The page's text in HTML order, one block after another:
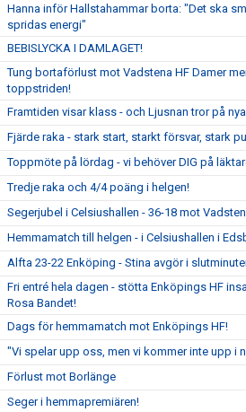
Hanna inför Hallstahammar borta: "Det ska
spridas energi"
BEBISLYCKA I DAMLAGET!
Tung bortaförlust mot Vadstena HF Damer
toppstriden!
Framtiden visar klass - och Ljusnan tror på
Fjärde raka - stark start, starkt försvar, stark
Toppmöte på lördag - vi behöver DIG på
Tredje raka och 4/4 poäng i helgen!
Segerjubel i Celsiushallen - 36-18 mot
Hemmamatch till helgen - i Celsiushallen i
Alfta 23-22 Enköping - Stina avgör i
Fri entré hela dagen - stötta Enköpings HF
Rosa Bandet!
Dags för hemmamatch mot Enköpings HF!
"Vi spelar upp oss, men vi kommer inte upp i
Förlust mot Borlänge
Seger i hemmapremiären!